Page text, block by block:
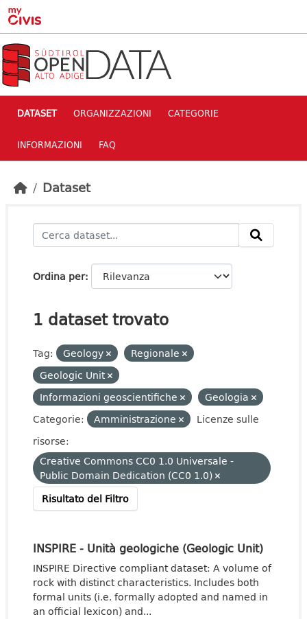
Skip to main content
DATASET ORGANIZZAZIONI CATEGORIE
INFORMAZIONI FAQ
Dataset
Ordina per
1 dataset trovato
Tag: Geology
Regionale
Geologic Unit
Informazioni geoscientifiche
Geologia
Categorie:
Amministrazione
Licenze sulle
risorse:
Creative Commons CC0 1.0 Universale -
Public Domain Dedication (CC0 1.0)
Risultato del Filtro
INSPIRE - Unità geologiche (Geologic Unit)
INSPIRE Directive compliant dataset: A volume of
rock with distinct characteristics. Includes both
formal units (i.e. formally adopted and named in
an official lexicon) and...